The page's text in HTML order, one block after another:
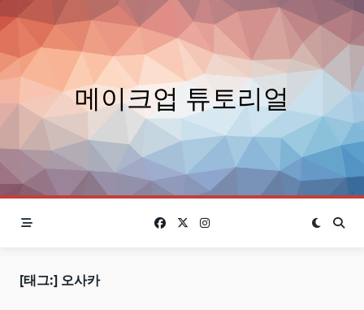
Skip
to
content
메이크업 튜토리얼
[태그:] 오사카